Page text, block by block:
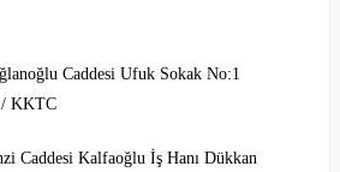
Caddesi Ufuk Sokak No:1
KKTC
Caddesi Kalfaoğlu İş Hanı Dükkan